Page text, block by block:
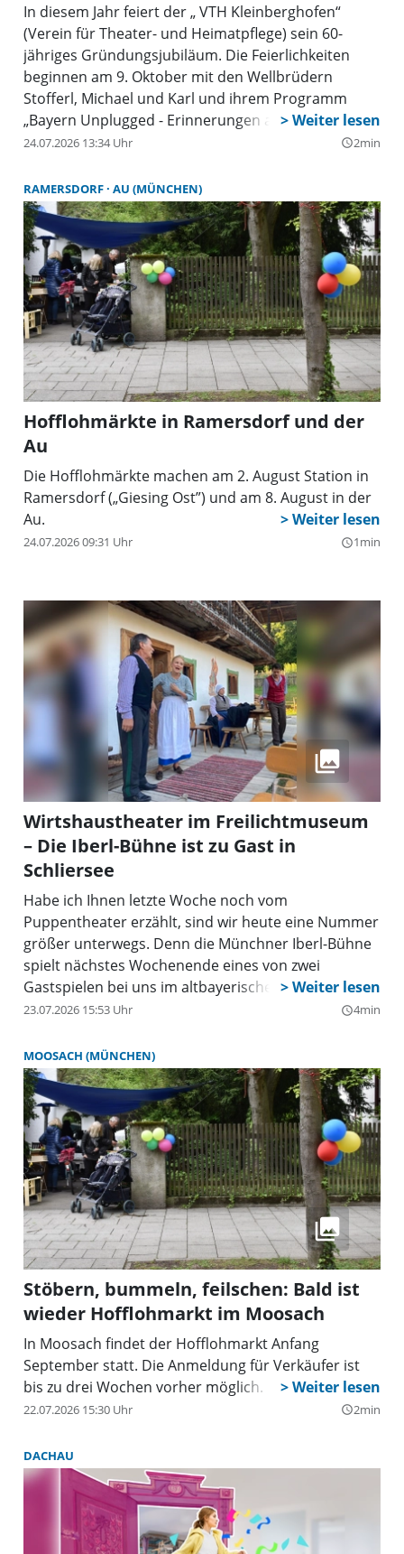
In diesem Jahr feiert der „ VTH Kleinberghofen“
(Verein für Theater- und Heimatpflege) sein 60-
jähriges Gründungsjubiläum. Die Feierlichkeiten
beginnen am 9. Oktober mit den Wellbrüdern
Stofferl, Michael und Karl und ihrem Programm
„Bayern Unplugged - Erinnerungen an Kloaberghof“
im Bürgerhaus, St.-Martin-Str.18. Mit dem Ort
Bruder Berti hier das Gasthaus Rottenfußer vor
vielen Jahren gepachtet hatte, bevor er in die
Weilachmühle nach Thalhausen weiterzog.
Zusammen mit seiner Großfamilie brachte er
damals im wahrsten Sinne des Wortes die große
Kleinkunst ins „Dachauer Hinterland“.
24.07.2026 13:34 Uhr query_builder2min
RAMERSDORF AU (MÜNCHEN)
Hofflohmärkte in Ramersdorf und der
Au
Die Hofflohmärkte machen am 2. August Station in
Ramersdorf („Giesing Ost”) und am 8. August in der
Au.
24.07.2026 09:31 Uhr query_builder1min
Wirtshaustheater im Freilichtmuseum
– Die Iberl-Bühne ist zu Gast in
Schliersee
Habe ich Ihnen letzte Woche noch vom
Puppentheater erzählt, sind wir heute eine Nummer
größer unterwegs. Denn die Münchner Iberl-Bühne
spielt nächstes Wochenende eines von zwei
Gastspielen bei uns im altbayerischen Dorf.
23.07.2026 15:53 Uhr query_builder4min
MOOSACH (MÜNCHEN)
Stöbern, bummeln, feilschen: Bald ist
wieder Hofflohmarkt im Moosach
In Moosach findet der Hofflohmarkt Anfang
September statt. Die Anmeldung für Verkäufer ist
bis zu drei Wochen vorher möglich.
22.07.2026 15:30 Uhr query_builder2min
DACHAU